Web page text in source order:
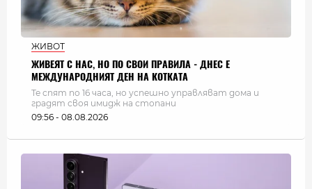
ЖИВОТ
ЖИВЕЯТ С НАС, НО ПО СВОИ ПРАВИЛА - ДНЕС Е
МЕЖДУНАРОДНИЯТ ДЕН НА КОТКАТА
Те спят по 16 часа, но успешно управляват дома и
градят своя имидж на стопани
09:56 - 08.08.2026